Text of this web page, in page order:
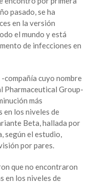
pasado, se ha
en la versión
el mundo y está
de infecciones en
compañía cuyo nombre
Pharmaceutical Group-
más
en los niveles de
Beta, hallada por
según el estudio,
por pares.
que no encontraron
en los niveles de